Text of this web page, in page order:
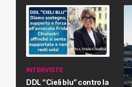
INTERVISTE
DDL “Cieli blu” contro la